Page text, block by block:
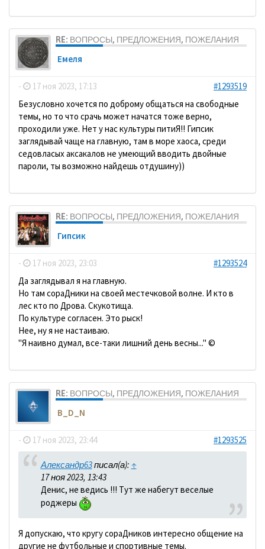
RE: ВОПРОСЫ, ПРЕДЛОЖЕНИЯ, ПОЖЕЛАНИЯ
Емеля
- 17 ноя 2023, 17:13
#1293519
Безусловно хочется по доброму общаться на свободные
темы, но то что срачь может начатся тоже верно,
проходили уже. Нет у нас культуры питиЯ!! Гипсик
заглядывай чаще на главную, там в море хаоса, среди
седовласых аксакалов не умеющий вводить двойные
пароли, ты возможно найдешь отдушину))
RE: ВОПРОСЫ, ПРЕДЛОЖЕНИЯ, ПОЖЕЛАНИЯ
Гипсик
- 17 ноя 2023, 23:03
#1293524
Да заглядывал я на главную.
Но там сораДники на своей местечковой волне. И кто в
лес кто по Дрова. Скукотища.
По культуре согласен. Это рыск!
Нее, ну я не настаиваю.
"Я наивно думал, все-таки лишний день весны..." ©
RE: ВОПРОСЫ, ПРЕДЛОЖЕНИЯ, ПОЖЕЛАНИЯ
B_D_N
- 17 ноя 2023, 23:44 #1293525
Александр63писал(а): ↑
17 ноя 2023, 13:43
Денис, не ведись !!! Тут же набегут веселые
роджеры
Я допускаю, что кругу сораДников интересно общение на
другие не футбольные и спортивные темы.